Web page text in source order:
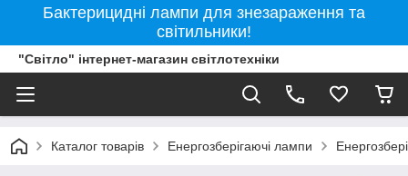
Бактерицидні лампи для знезараження та
світильники!
"Світло" інтернет-магазин світлотехніки
Каталог товарів Енергозберігаючі лампи